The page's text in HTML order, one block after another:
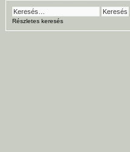
Részletes keresés